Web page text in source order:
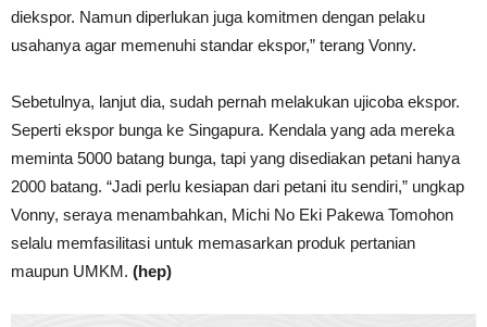
diekspor. Namun diperlukan juga komitmen dengan pelaku
usahanya agar memenuhi standar ekspor,” terang Vonny.
Sebetulnya, lanjut dia, sudah pernah melakukan ujicoba ekspor.
Seperti ekspor bunga ke Singapura. Kendala yang ada mereka
meminta 5000 batang bunga, tapi yang disediakan petani hanya
2000 batang. “Jadi perlu kesiapan dari petani itu sendiri,” ungkap
Vonny, seraya menambahkan, Michi No Eki Pakewa Tomohon
selalu memfasilitasi untuk memasarkan produk pertanian
maupun UMKM. (hep)